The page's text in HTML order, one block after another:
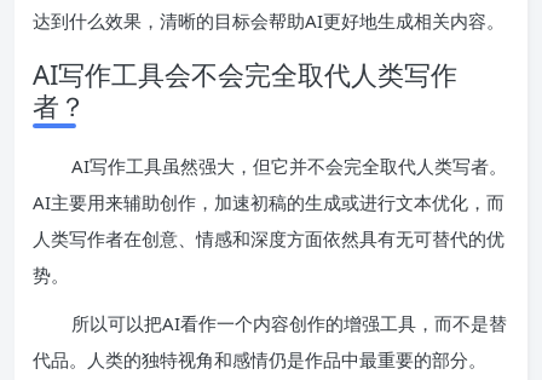
达到什么效果，清晰的目标会帮助AI更好地生成相关内容。
AI写作工具会不会完全取代人类写作
者？
AI写作工具虽然强大，但它并不会完全取代人类写者。
AI主要用来辅助创作，加速初稿的生成或进行文本优化，而
人类写作者在创意、情感和深度方面依然具有无可替代的优
势。
所以可以把AI看作一个内容创作的增强工具，而不是替
代品。人类的独特视角和感情仍是作品中最重要的部分。